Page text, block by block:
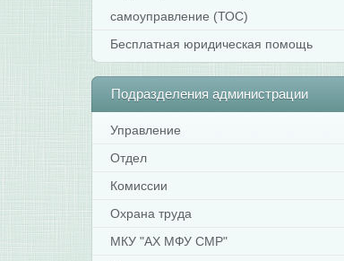
самоуправление (ТОС)
Бесплатная юридическая помощь
Подразделения администрации
Управление
Отдел
Комиссии
Охрана труда
МКУ "АХ МФУ СМР"